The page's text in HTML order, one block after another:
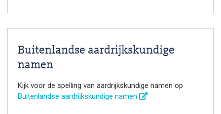
Buitenlandse aardrijkskundige
namen
Kijk voor de spelling van aardrijkskundige namen op
Buitenlandse aardrijkskundige namen